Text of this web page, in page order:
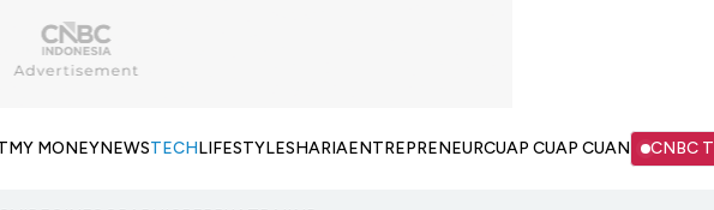
MY MONEYNEWSTECHLIFESTYLESHARIAENTREPRENEURCUAP CUAP CUAN CNBC